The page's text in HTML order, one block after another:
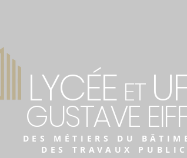
LYCÉE ET
GUSTAVE
DES MÉTIERS DU
DES TRAVAUX